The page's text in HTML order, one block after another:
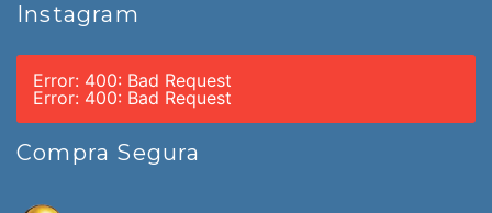
Instagram
Error: 400: Bad Request
Error: 400: Bad Request
Compra Segura